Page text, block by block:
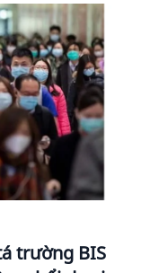
trường BIS